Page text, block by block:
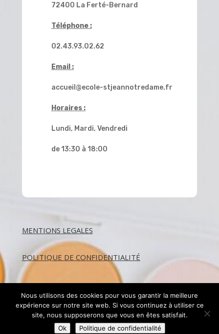
72400 La Ferté-Bernard
Téléphone :
02.43.93.02.62
Email :
accueil@ecole-stjeannotredame.fr
Horaires :
Lundi, Mardi, Vendredi
de 13:30 à 18:00
MENTIONS LEGALES
POLITIQUE DE CONFIDENTIALITÉ
Nous utilisons des cookies pour vous garantir la meilleure
expérience sur notre site web. Si vous continuez à utiliser ce
site, nous supposerons que vous en êtes satisfait.
Ok
Politique de confidentialité